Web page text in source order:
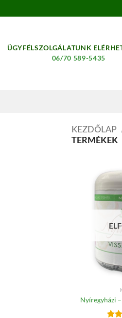
to
ÜGYFÉLSZOLGÁLATUNK
06/70 589-5435
KEZDŐLAP
TERMÉKEK
Nyíregyházi